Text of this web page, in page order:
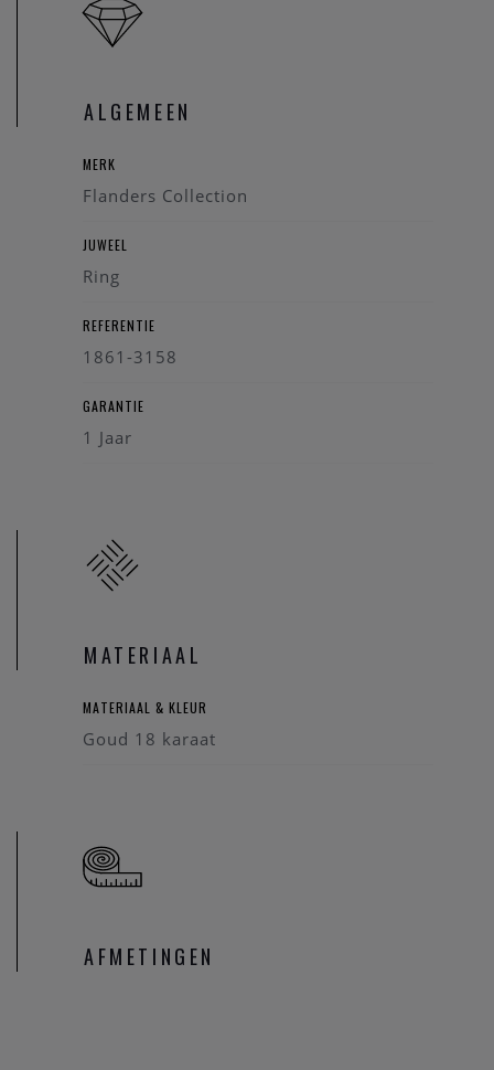
Onze referentie: 1861/3158
ALGEMEEN
MERK
Flanders Collection
JUWEEL
Ring
REFERENTIE
1861-3158
GARANTIE
1 Jaar
MATERIAAL
MATERIAAL & KLEUR
Goud 18 karaat
AFMETINGEN